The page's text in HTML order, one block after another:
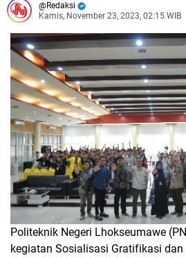
Redaksi
Kamis, November 23, 2023, 02:15 WIB
Politeknik Negeri Lhokseumawe
kegiatan Sosialisasi Gratifikasi dan